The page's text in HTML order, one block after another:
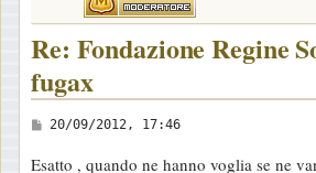
o
Re: Fondazione Regine
fugax
M
20/09/2012, 17:46
Esatto , quando ne hanno voglia se ne